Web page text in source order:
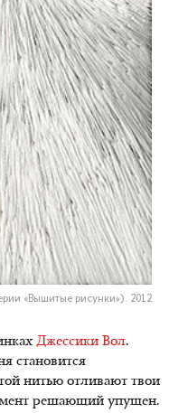
«Вышитые рисунки»). 2012
Джессики Вол.
становится
нитью отливают твои
решающий упущен.